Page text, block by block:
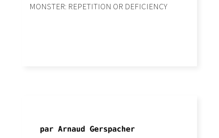
MONSTER: REPETITION OR DEFICIENCY